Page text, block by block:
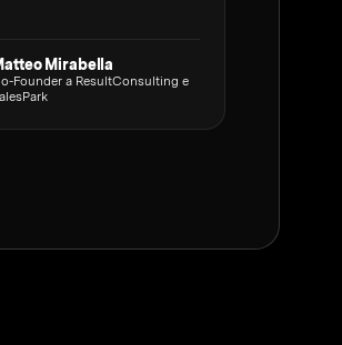
Mirabella
Founder a ResultConsulting e